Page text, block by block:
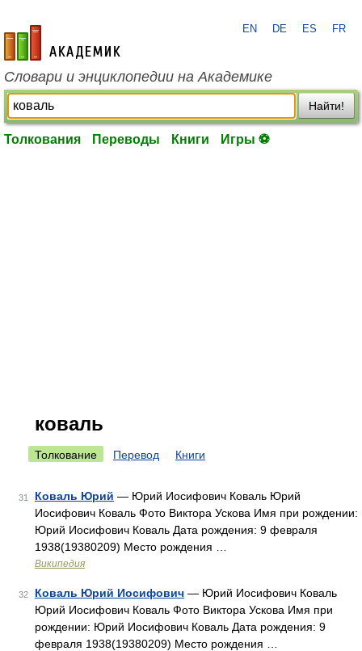
academic.ru
EN DE ES FR
Словари и энциклопедии на Академике
Найти!
Толкования Переводы Книги Игры ⚽
коваль
Толкование Перевод Книги
31 Коваль Юрий — Юрий Иосифович Коваль Юрий
Иосифович Коваль Фото Виктора Ускова Имя при рождении:
Юрий Иосифович Коваль Дата рождения: 9 февраля
1938(19380209) Место рождения …
Википедия
32 Коваль Юрий Иосифович — Юрий Иосифович Коваль
Юрий Иосифович Коваль Фото Виктора Ускова Имя при
рождении: Юрий Иосифович Коваль Дата рождения: 9
февраля 1938(19380209) Место рождения …